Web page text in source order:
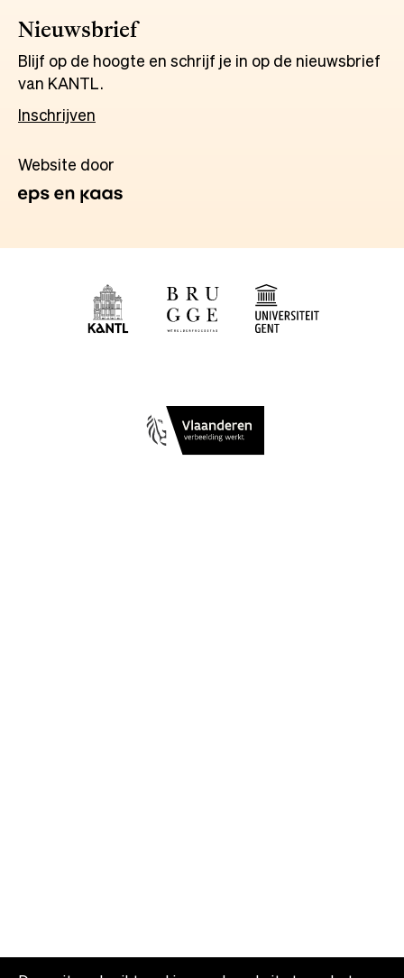
Nieuwsbrief
Blijf op de hoogte en schrijf je in op de nieuwsbrief
van KANTL.
Inschrijven
Website door